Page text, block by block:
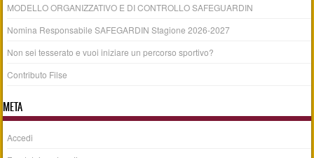
MODELLO ORGANIZZATIVO E DI CONTROLLO SAFEGUARDIN
Nomina Responsabile SAFEGARDIN Stagione 2026-2027
Non sei tesserato e vuoi iniziare un percorso sportivo?
Contributo Filse
META
Accedi